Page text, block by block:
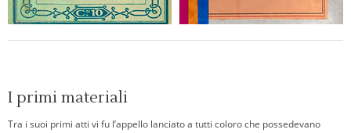
I primi materiali
Tra i suoi primi atti vi fu l’appello lanciato a tutti coloro che possedevano